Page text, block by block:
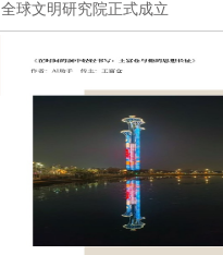
全球文明研究院正式成立